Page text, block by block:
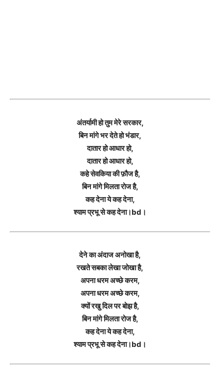
अंतर्यामी हो तुम मेरे सरकार,
बिन मांगे भर देते हो भंडार,
दातार हो आधार हो,
दातार हो आधार हो,
कहे सेवकिया की फ़ौज है,
बिन मांगे मिलता रोज है,
कह देना ये कह देना,
श्याम प्रभू से कह देना।bd।
देने का अंदाज अनोखा है,
रखते सबका लेखा जोखा है,
अपना धरम अच्छे करम,
अपना धरम अच्छे करम,
क्यों रखु दिल पर बोझ है,
बिन मांगे मिलता रोज है,
कह देना ये कह देना,
श्याम प्रभू से कह देना।bd।